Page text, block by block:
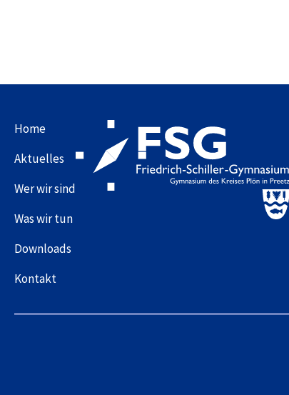
Home
Aktuelles
Wer wir sind
Was wir tun
Downloads
Kontakt